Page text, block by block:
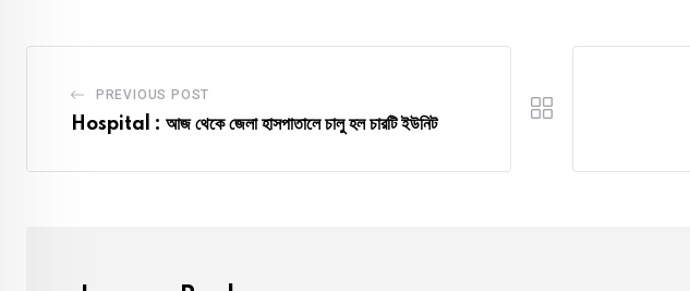
PREVIOUS POST
Hospital : আজ থেকে জেলা হাসপাতালে চালু হল চারটি ইউনিট